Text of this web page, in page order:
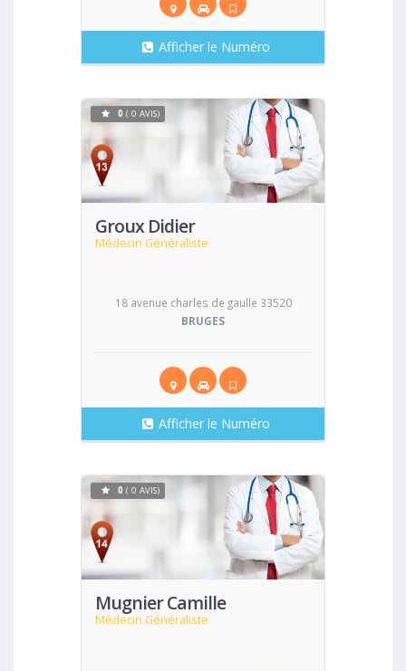
Afficher le Numéro
Groux Didier
Médecin Généraliste
Voir
0 ( 0 AVIS)
18 avenue charles de gaulle 33520
BRUGES
Afficher le Numéro
Mugnier Camille
Médecin Généraliste
Voir
0 ( 0 AVIS)